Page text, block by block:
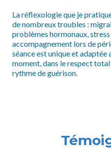
La réflexologie que je
de nombreux troubles :
problèmes hormonaux,
accompagnement lors de
séance est unique et
moment, dans le respect
rythme de guérison.